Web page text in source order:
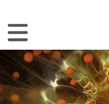
Navigation umschalten